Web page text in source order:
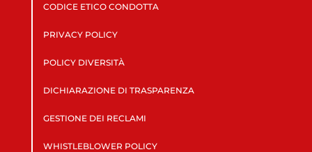
CODICE ETICO CONDOTTA
PRIVACY POLICY
POLICY DIVERSITÀ
DICHIARAZIONE DI TRASPARENZA
GESTIONE DEI RECLAMI
WHISTLEBLOWER POLICY